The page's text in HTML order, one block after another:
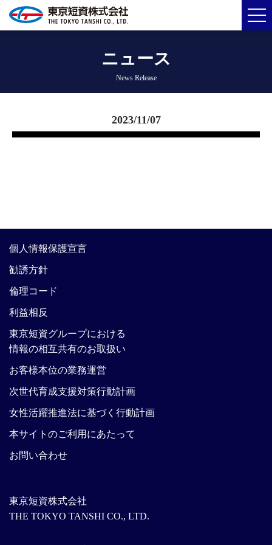
ニュース
News Release
2023/11/07
東京短資株式会社
THE TOKYO TANSHI CO., LTD.
個人情報保護宣言
勧誘方針
倫理コード
利益相反
東京短資グループにおける
情報の相互共有のお取扱い
お客様本位の業務運営
次世代育成支援対策行動計画
女性活躍推進法に基づく行動計画
本サイトのご利用にあたって
お問い合わせ